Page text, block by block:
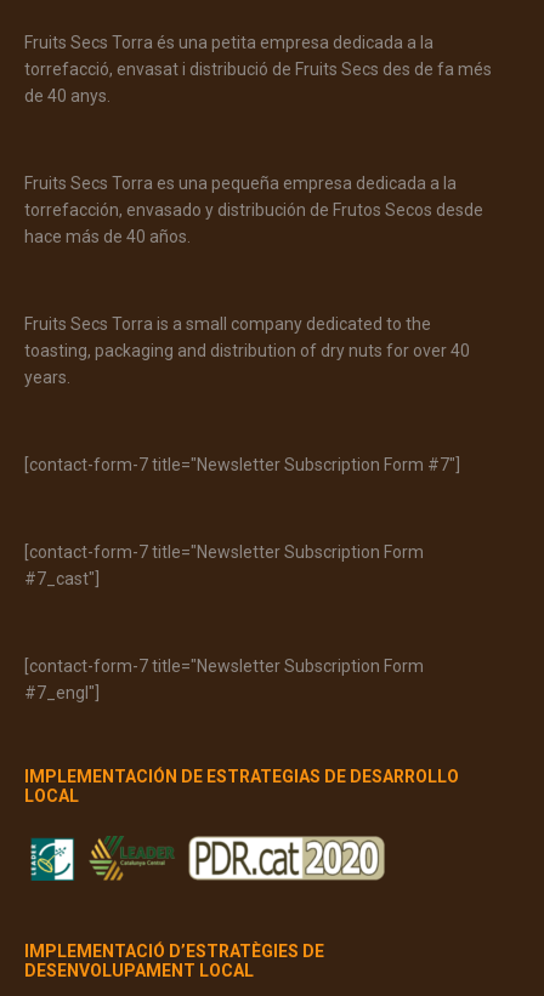
Fruits Secs Torra és una petita empresa dedicada a la
torrefacció, envasat i distribució de Fruits Secs des de fa més
de 40 anys.
Fruits Secs Torra es una pequeña empresa dedicada a la
torrefacción, envasado y distribución de Frutos Secos desde
hace más de 40 años.
Fruits Secs Torra is a small company dedicated to the
toasting, packaging and distribution of dry nuts for over 40
years.
[contact-form-7 title="Newsletter Subscription Form #7"]
[contact-form-7 title="Newsletter Subscription Form
#7_cast"]
[contact-form-7 title="Newsletter Subscription Form
#7_engl"]
IMPLEMENTACIÓN DE ESTRATEGIAS DE DESARROLLO
LOCAL
IMPLEMENTACIÓ D’ESTRATÈGIES DE
DESENVOLUPAMENT LOCAL